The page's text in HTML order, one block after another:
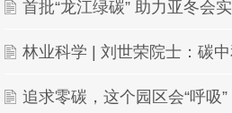
首批“龙江绿碳” 助力亚冬会
追求零碳，这个园区会“呼吸”